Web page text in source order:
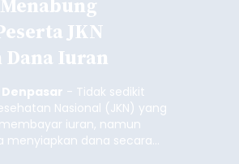
JKN
Iuran
- Tidak sedikit
Nasional (JKN) yang
iuran, namun
menyiapkan dana secara